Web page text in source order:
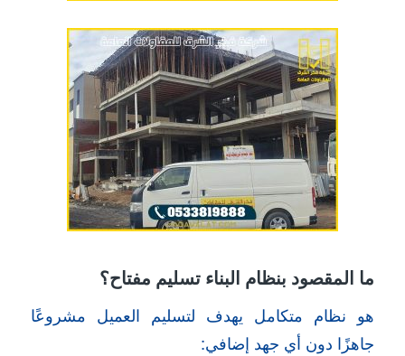
ما المقصود بنظام البناء تسليم مفتاح؟
هو نظام متكامل يهدف لتسليم العميل مشروعًا
جاهزًا دون أي جهد إضافي: